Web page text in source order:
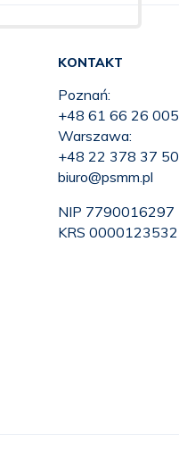
KONTAKT
Poznań:
+48 61 66 26 005
Warszawa:
+48 22 378 37 50
biuro@psmm.pl
NIP 7790016297
KRS 0000123532